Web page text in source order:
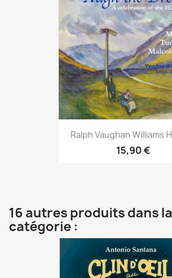
Ralph Vaughan Williams
15,90 €
16 autres produits dans
catégorie :